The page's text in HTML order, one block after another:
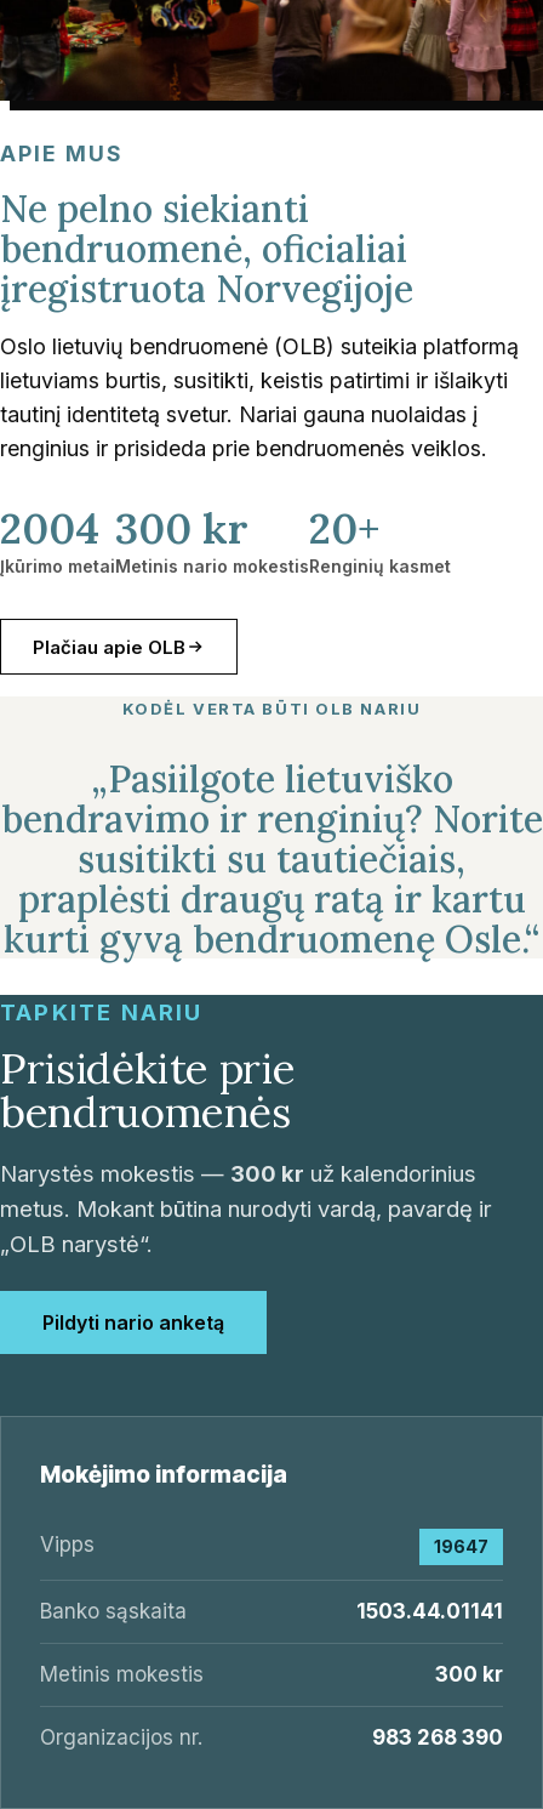
APIE MUS
Ne pelno siekianti
bendruomenė, oficialiai
įregistruota Norvegijoje
Oslo lietuvių bendruomenė (OLB) suteikia platformą
lietuviams burtis, susitikti, keistis patirtimi ir išlaikyti
tautinį identitetą svetur. Nariai gauna nuolaidas į
renginius ir prisideda prie bendruomenės veiklos.
2004
Įkūrimo metai
300 kr
Metinis nario mokestis
20+
Renginių kasmet
Plačiau apie OLB
KODĖL VERTA BŪTI OLB NARIU
„Pasiilgote lietuviško
bendravimo ir renginių? Norite
susitikti su tautiečiais,
praplėsti draugų ratą ir kartu
kurti gyvą bendruomenę Osle.“
TAPKITE NARIU
Prisidėkite prie
bendruomenės
Narystės mokestis — 300 kr už kalendorinius
metus. Mokant būtina nurodyti vardą, pavardę ir
„OLB narystė“.
Pildyti nario anketą
Mokėjimo informacija
Vipps 19647
Banko sąskaita 1503.44.01141
Metinis mokestis 300 kr
Organizacijos nr. 983 268 390